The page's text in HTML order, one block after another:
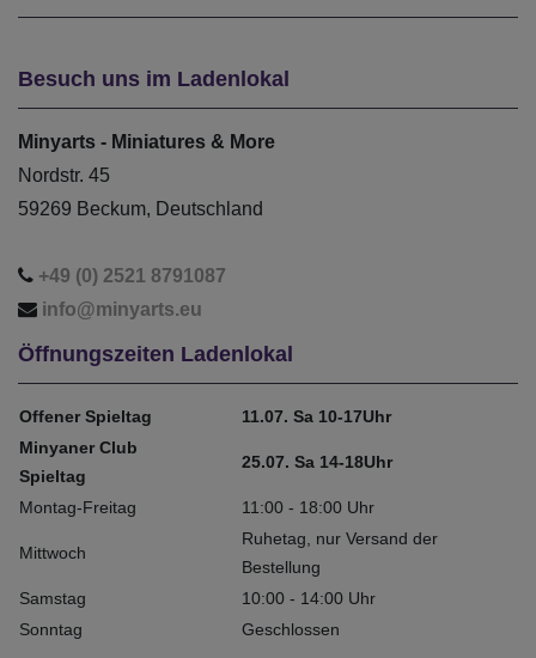
Besuch uns im Ladenlokal
Minyarts - Miniatures & More
Nordstr. 45
59269 Beckum, Deutschland
+49 (0) 2521 8791087
info@minyarts.eu
Öffnungszeiten Ladenlokal
Offener Spieltag
11.07. Sa 10-17Uhr
Minyaner Club
Spieltag
25.07. Sa 14-18Uhr
Montag-Freitag 11:00 - 18:00 Uhr
Mittwoch
Ruhetag, nur Versand der
Bestellung
Samstag
10:00 - 14:00 Uhr
Sonntag
Geschlossen